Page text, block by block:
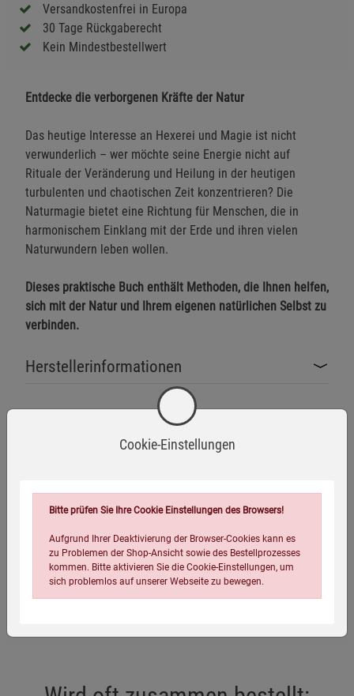
Versandkostenfrei in Europa
30 Tage Rückgaberecht
Kein Mindestbestellwert
Entdecke die verborgenen Kräfte der Natur
Das heutige Interesse an Hexerei und Magie ist nicht
verwunderlich – wer möchte seine Energie nicht auf
Rituale der Veränderung und Heilung in der heutigen
turbulenten und chaotischen Zeit konzentrieren? Die
Naturmagie bietet eine Richtung für Menschen, die in
harmonischem Einklang mit der Erde und ihren vielen
Naturwundern leben wollen.
Dieses praktische Buch enthält Methoden, die Ihnen helfen,
sich mit der Natur und Ihrem eigenen natürlichen Selbst zu
verbinden.
Herstellerinformationen
ISBN-13:
9783868207767
Erscheinungstermin:
16.10.2023
Verpackungsgewicht:
Cookie-Einstellungen
Bitte prüfen Sie Ihre Cookie Einstellungen des Browsers!
Aufgrund Ihrer Deaktivierung der Browser-Cookies kann es
zu Problemen der Shop-Ansicht sowie des Bestellprozesses
kommen. Bitte aktivieren Sie die Cookie-Einstellungen, um
sich problemlos auf unserer Webseite zu bewegen.